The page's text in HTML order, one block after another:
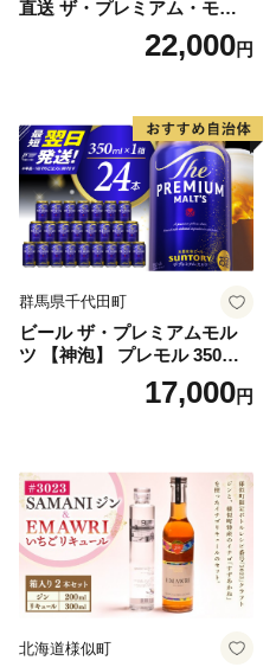
直送 ザ・プレミアム・モル
ツ 350ml×24本 プレモル [149
22,000円
群馬県千代田町
ビール ザ・プレミアムモル
ツ 【神泡】 プレモル 350ml
× 24本 サントリー〈天然水の
ビール工場〉群馬※沖縄・離
17,000円
北海道様似町